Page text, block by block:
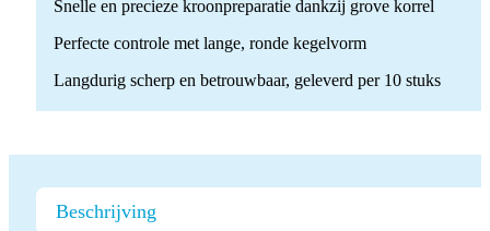
Snelle en precieze kroonpreparatie dankzij grove korrel
Perfecte controle met lange, ronde kegelvorm
Langdurig scherp en betrouwbaar, geleverd per 10 stuks
Beschrijving